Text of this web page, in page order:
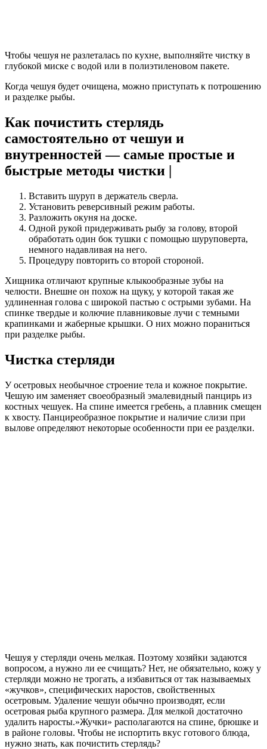
Чтобы чешуя не разлеталась по кухне, выполняйте чистку в
глубокой миске с водой или в полиэтиленовом пакете.
Когда чешуя будет очищена, можно приступать к потрошению
и разделке рыбы.
Как почистить стерлядь
самостоятельно от чешуи и
внутренностей — самые простые и
быстрые методы чистки |
Вставить шуруп в держатель сверла.
Установить реверсивный режим работы.
Разложить окуня на доске.
Одной рукой придерживать рыбу за голову, второй
обработать один бок тушки с помощью шуруповерта,
немного надавливая на него.
Процедуру повторить со второй стороной.
Хищника отличают крупные клыкообразные зубы на
челюсти. Внешне он похож на щуку, у которой такая же
удлиненная голова с широкой пастью с острыми зубами. На
спинке твердые и колючие плавниковые лучи с темными
крапинками и жаберные крышки. О них можно пораниться
при разделке рыбы.
Чистка стерляди
У осетровых необычное строение тела и кожное покрытие.
Чешую им заменяет своеобразный эмалевидный панцирь из
костных чешуек. На спине имеется гребень, а плавник смещен
к хвосту. Панциреобразное покрытие и наличие слизи при
вылове определяют некоторые особенности при ее разделки.
Чешуя у стерляди очень мелкая. Поэтому хозяйки задаются
вопросом, а нужно ли ее счищать? Нет, не обязательно, кожу у
стерляди можно не трогать, а избавиться от так называемых
«жучков», специфических наростов, свойственных
осетровым. Удаление чешуи обычно производят, если
осетровая рыба крупного размера. Для мелкой достаточно
удалить наросты.»Жучки» располагаются на спине, брюшке и
в районе головы. Чтобы не испортить вкус готового блюда,
нужно знать, как почистить стерлядь?